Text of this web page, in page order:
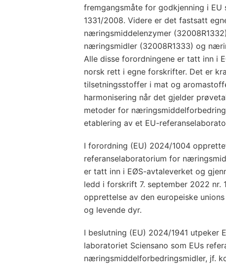
fremgangsmåte for godkjenning i
1331/2008. Videre er det fastsatt
næringsmiddelenzymer
næringsmidler (32008R1333) og
Alle disse forordningene er tatt inn i
norsk rett i egne forskrifter. Det er
tilsetningsstoffer i mat og
harmonisering når det gjelder
metoder for
etablering av et EU-
I forordning (EU) 2024/1004
referanselaboratorium for
er tatt inn i EØS-avtaleverket og
ledd i forskrift 7. september 2022
opprettelse av den europeiske
og levende dyr.
I beslutning (EU) 2024/1941 utpeker
laboratoriet Sciensano som EUs
næringsmiddelforbedringsmidler, jf.